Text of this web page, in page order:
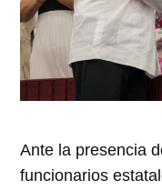
Ante la presencia
funcionarios